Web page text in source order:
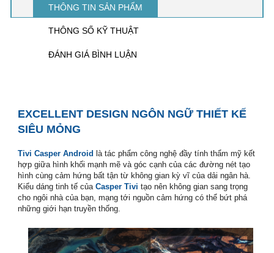
THÔNG TIN SẢN PHẨM
THÔNG SỐ KỸ THUẬT
ĐÁNH GIÁ BÌNH LUẬN
EXCELLENT DESIGN NGÔN NGỮ THIẾT KẾ
SIÊU MỎNG
Tivi Casper Android là tác phẩm công nghệ đầy tính thẩm mỹ kết
hợp giữa hình khối mạnh mẽ và góc cạnh của các đường nét tạo
hình cùng cảm hứng bất tận từ không gian kỳ vĩ của dải ngân hà.
Kiểu dáng tinh tế của Casper Tivi tạo nên không gian sang trọng
cho ngôi nhà của bạn, mạng tới nguồn cảm hứng có thể bứt phá
những giới hạn truyền thống.